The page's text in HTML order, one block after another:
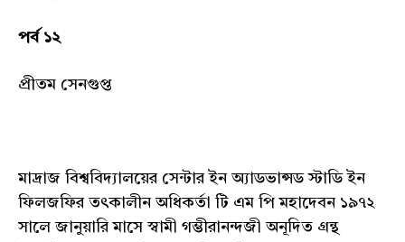
পর্ব ১২
প্রীতম সেনগুপ্ত
মাদ্রাজ বিশ্ববিদ্যালয়ের সেন্টার ইন অ্যাডভান্সড স্টাডি ইন
ফিলজফির তৎকালীন অধিকর্তা টি এম পি মহাদেবন ১৯৭২
সালে জানুয়ারি মাসে স্বামী গম্ভীরানন্দজী অনূদিত গ্রন্থ